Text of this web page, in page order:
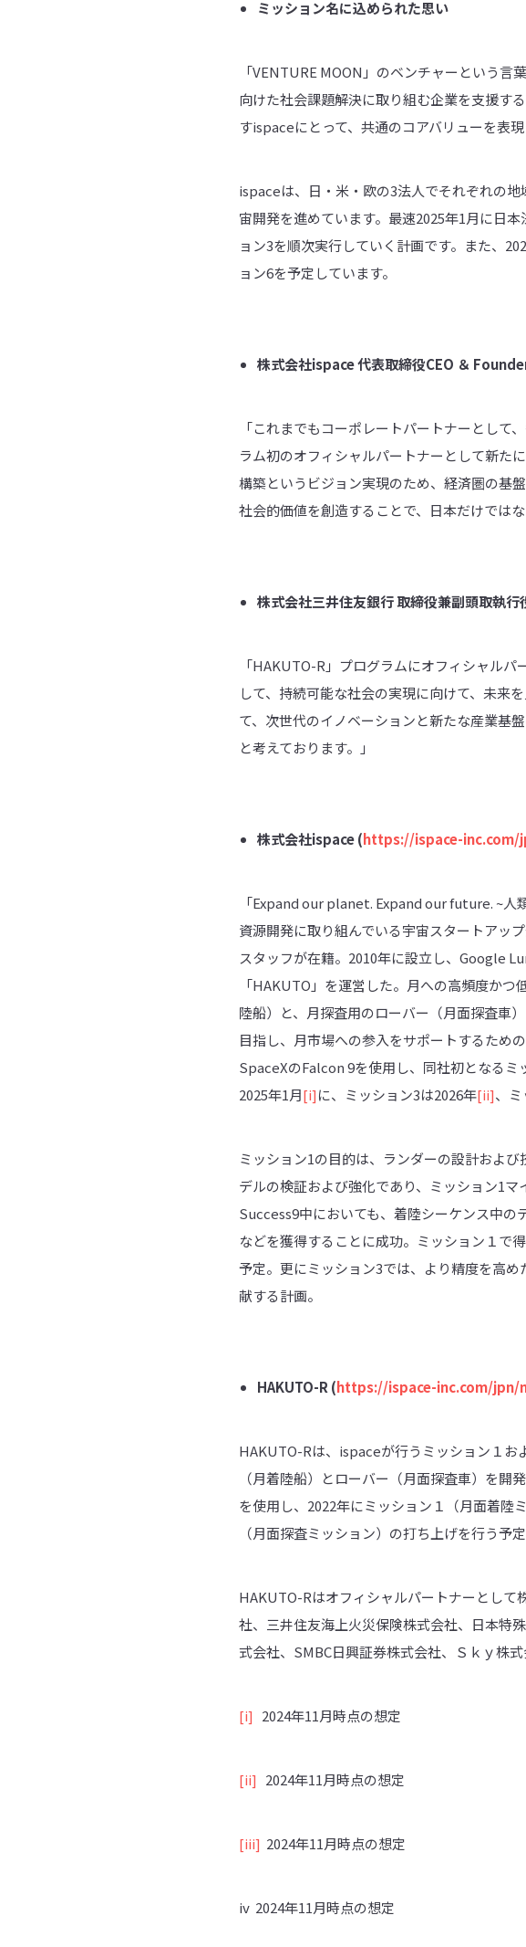
ミッション名に込められた思い
「VENTURE MOON」のベンチャーという
向けた社会課題解決に取り組む企業を支援す
すispaceにとって、共通のコアバリューを表現
ispaceは、日・米・欧の3法人でそれぞれの
宙開発を進めています。最速2025年1月に日
ョン3を順次実行していく計画です。また、
ョン6を予定しています。
株式会社ispace代表取締役CEO ＆
「これまでもコーポレートパートナーとし
ラム初のオフィシャルパートナーとして新た
構築というビジョン実現のため、経済圏の基
社会的価値を創造することで、日本だけでは
株式会社三井住友銀行取締役兼副頭取執
「HAKUTO-R」プログラムにオフィシャル
して、持続可能な社会の実現に向けて、未来
て、次世代のイノベーションと新たな産業基
と考えております。」
株式会社ispace (https://ispace-inc.com/
「Expand our planet. Expand our future. ~
資源開発に取り組んでいる宇宙スタートアッ
スタッフが在籍。2010年に設立し、Google
「HAKUTO」を運営した。月への高頻度か
陸船）と、月探査用のローバー（月面探査車
目指し、月市場への参入をサポートするため
SpaceXのFalcon 9を使用し、同社初となる
2025年1月[i]に、ミッション3は2026年[ii]、
ミッション1の目的は、ランダーの設計およ
デルの検証および強化であり、ミッション1マ
Success9中においても、着陸シーケンス中
などを獲得することに成功。ミッション１で
予定。更にミッション3では、より精度を高
献する計画。
HAKUTO-R (https://ispace-inc.com/jpn/
HAKUTO-Rは、ispaceが行うミッション１お
（月着陸船）とローバー（月面探査車）を
を使用し、2022年にミッション１（月面着陸
（月面探査ミッション）の打ち上げを行う予定
HAKUTO-Rはオフィシャルパートナーとして
社、三井住友海上火災保険株式会社、日本特
式会社、SMBC日興証券株式会社、Ｓｋｙ株
[i] 2024年11月時点の想定
[ii] 2024年11月時点の想定
[iii] 2024年11月時点の想定
iv 2024年11月時点の想定